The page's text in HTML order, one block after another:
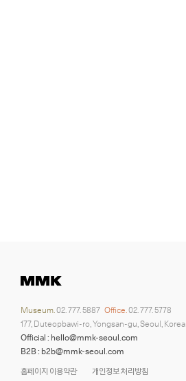
홈페이지 이용약관
개인정보 처리방침
Museum.02. 777. 5887 Office.02. 777. 5778
177, Duteopbawi-ro, Yongsan-gu, Seoul, Korea
Official : hello@mmk-seoul.com
B2B : b2b@mmk-seoul.com